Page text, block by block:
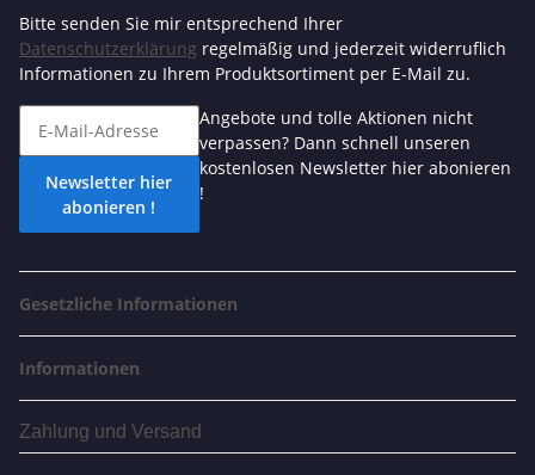
Bitte senden Sie mir entsprechend Ihrer
Datenschutzerklärung regelmäßig und jederzeit widerruflich
Informationen zu Ihrem Produktsortiment per E-Mail zu.
Newsletter hier
abonieren !
Angebote und tolle Aktionen nicht
verpassen? Dann schnell unseren
kostenlosen Newsletter hier abonieren
!
Gesetzliche Informationen
Informationen
Zahlung und Versand